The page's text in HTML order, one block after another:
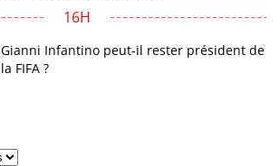
16H
Gianni Infantino peut-il rester président de
la FIFA ?